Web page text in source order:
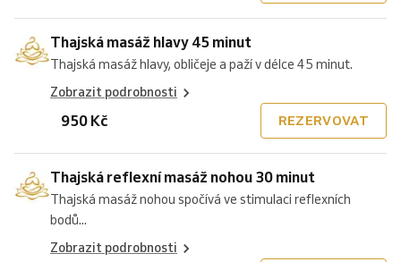
Thajská masáž hlavy 45 minut
Thajská masáž hlavy, obličeje a paží v délce 45 minut.
Zobrazit podrobnosti
950 Kč REZERVOVAT
Thajská reflexní masáž nohou 30 minut
Thajská masáž nohou spočívá ve stimulaci reflexních
bodů...
Zobrazit podrobnosti